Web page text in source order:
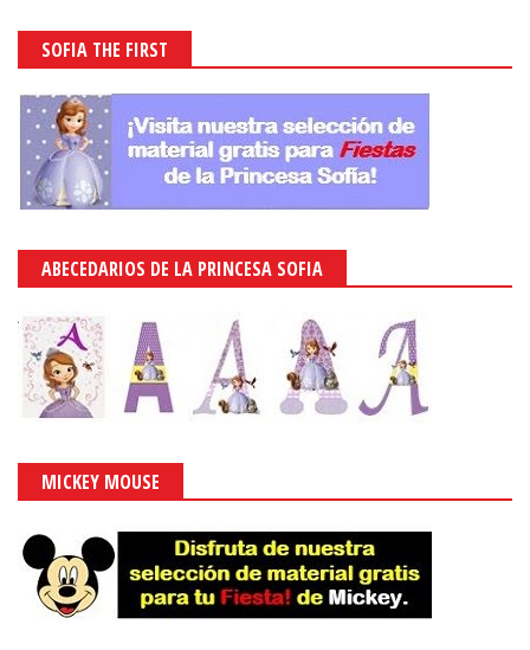
SOFIA THE FIRST
ABECEDARIOS DE LA PRINCESA SOFIA
MICKEY MOUSE